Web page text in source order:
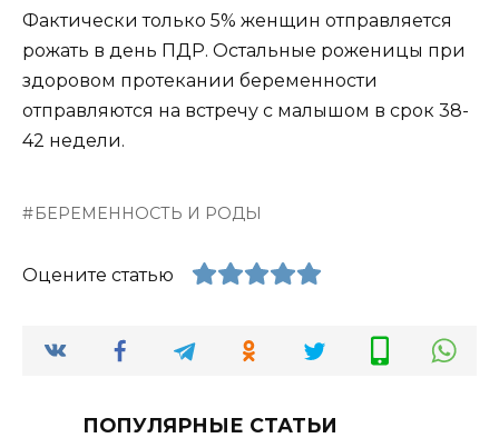
Фактически только 5% женщин отправляется
рожать в день ПДР. Остальные роженицы при
здоровом протекании беременности
отправляются на встречу с малышом в срок 38-
42 недели.
БЕРЕМЕННОСТЬ И РОДЫ
Оцените статью
ПОПУЛЯРНЫЕ СТАТЬИ